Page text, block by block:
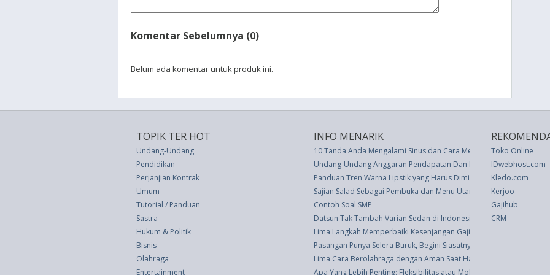
Komentar Sebelumnya (0)
Belum ada komentar untuk produk ini.
TOPIK TER HOT
Undang-Undang
Pendidikan
Perjanjian Kontrak
Umum
Tutorial / Panduan
Sastra
Hukum & Politik
Bisnis
Olahraga
Entertainment
INFO MENARIK
10 Tanda Anda Mengalami Sinus dan Cara Mengobatinya
Undang-Undang Anggaran Pendapatan Dan Belanja Negara Tahun
Panduan Tren Warna Lipstik yang Harus Dimiliki di Meja Rias
Sajian Salad Sebagai Pembuka dan Menu Utama
Contoh Soal SMP
Datsun Tak Tambah Varian Sedan di Indonesia,Ini Alasannya
Lima Langkah Memperbaiki Kesenjangan Gaji dari Gender di
Pasangan Punya Selera Buruk, Begini Siasatnya
Lima Cara Berolahraga dengan Aman Saat Hamil
Apa Yang Lebih Penting: Fleksibilitas atau Mobilitas?
Toko Online
IDwebhost.com
Kledo.com
Kerjoo
Gajihub
CRM